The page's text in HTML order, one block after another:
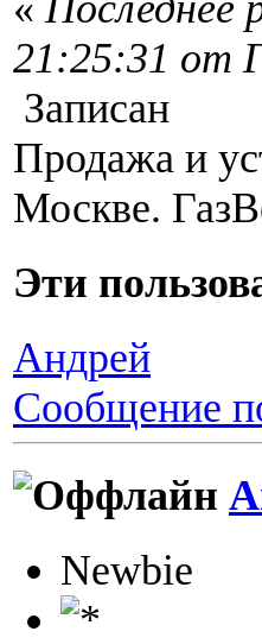
21:25:31 от
Записан
Продажа и
Москве.
Эти
Андрей
Сообщение
Newbie